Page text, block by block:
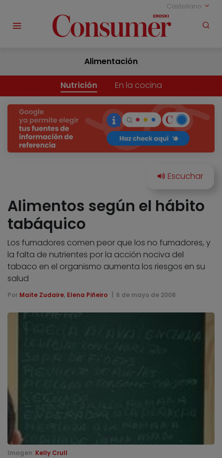
Castellano
Alimentación
Nutrición En la cocina
Alimentos según el hábito
tabáquico
Los fumadores comen peor que los no fumadores, y
la falta de nutrientes por la acción nociva del
tabaco en el organismo aumenta los riesgos en su
salud
Por Maite Zudaire, Elena Piñeiro 6 de mayo de 2008
Imagen: Kelly Crull